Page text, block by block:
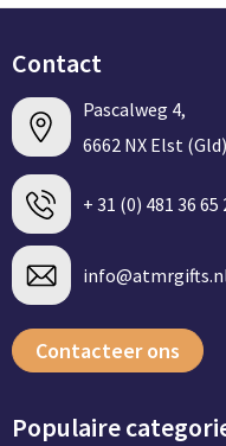
Contact
Pascalweg 4,
6662 NX Elst (Gld)
+ 31 (0) 481 36 65
Contacteer ons
Populaire